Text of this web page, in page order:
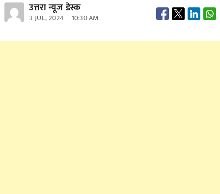
उत्तरा न्यूज डेस्क
3 JUL, 2024 10:30 AM